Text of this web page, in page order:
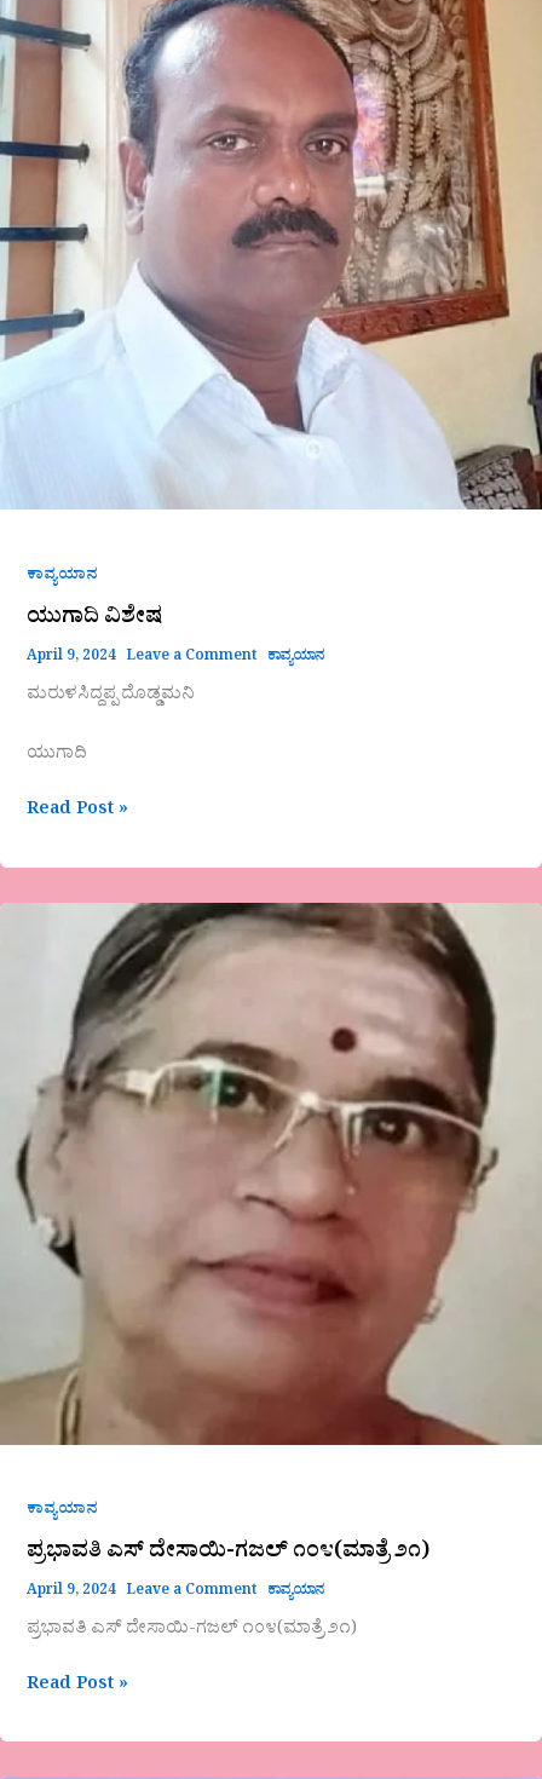
ಕಾವ್ಯಯಾನ
ಯುಗಾದಿ ವಿಶೇಷ
April 9, 2024 Leave a Comment ಕಾವ್ಯಯಾನ
ಮರುಳಸಿದ್ದಪ್ಪ ದೊಡ್ಡಮನಿ
ಯುಗಾದಿ
Read Post »
ಕಾವ್ಯಯಾನ
ಪ್ರಭಾವತಿ ಎಸ್ ದೇಸಾಯಿ-ಗಜಲ್ ೧೦೪(ಮಾತ್ರೆ ೨೧)
April 9, 2024 Leave a Comment ಕಾವ್ಯಯಾನ
ಪ್ರಭಾವತಿ ಎಸ್ ದೇಸಾಯಿ-ಗಜಲ್ ೧೦೪(ಮಾತ್ರೆ ೨೧)
ದೇಸಾಯಿ-
೧೦೪(ಮಾತ್ರೆ
Read Post »